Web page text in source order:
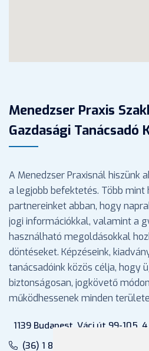
Menedzser Praxis
Gazdasági Tanácsadó
A Menedzser Praxisnál hiszünk
a legjobb befektetés. Több mint
partnereinket abban, hogy
jogi információkkal, valamint a
használható megoldásokkal
döntéseket. Képzéseink,
tanácsadóink közös célja, hogy
biztonságosan, jogkövető
működhessenek minden
1139 Budapest, Váci út 99-105.
(36) 1 880 76 00